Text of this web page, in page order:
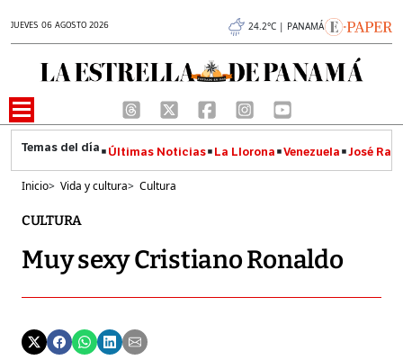
JUEVES 06 AGOSTO 2026 24.2°C | PANAMÁ
Últimas Noticias La Llorona Venezuela José
Inicio> Vida y cultura> Cultura
CULTURA
Muy sexy Cristiano Ronaldo